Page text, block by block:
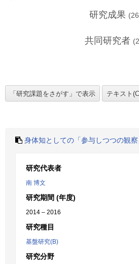
研究成果 (26
共同研究者 (
身体知としての「参与しつつの観
研究代表者
南 博文
研究期間 (年度)
2014 – 2016
研究種目
基盤研究(B)
研究分野